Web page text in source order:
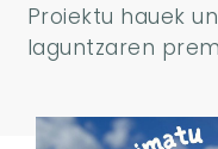
Proiektu hauek
laguntzaren